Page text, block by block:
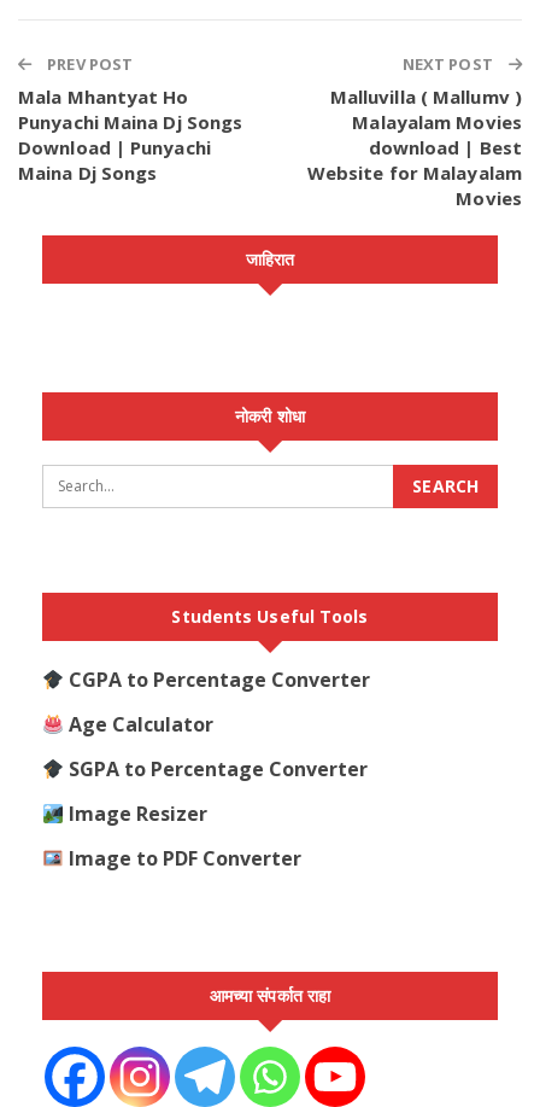
PREV POST
Mala Mhantyat Ho
Punyachi Maina Dj Songs
Download | Punyachi
Maina Dj Songs
NEXT POST
Malluvilla ( Mallumv )
Malayalam Movies
download | Best
Website for Malayalam
Movies
जाहिरात
नोकरी शोधा
Students Useful Tools
CGPA to Percentage Converter
Age Calculator
SGPA to Percentage Converter
Image Resizer
Image to PDF Converter
आमच्या संपर्कात राहा